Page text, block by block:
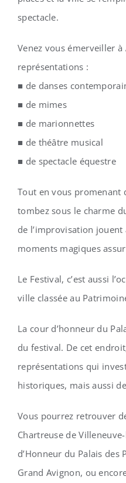
spectacle.
Venez vous émerveiller à
représentations :
■ de danses
■ de mimes
■ de marionnettes
■ de théâtre musical
■ de spectacle équestre
Tout en vous promenant
tombez sous le charme
de l’improvisation
moments magiques
Le Festival, c’est aussi
ville classée au
La cour d’honneur du
du festival. De cet
représentations qui
historiques, mais aussi
Vous pourrez retrouver
Chartreuse de
d’Honneur du Palais des
Grand Avignon, ou